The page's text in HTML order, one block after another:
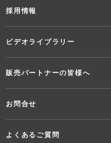
採用情報
ビデオライブラリー
販売パートナーの皆様へ
お問合せ
よくあるご質問